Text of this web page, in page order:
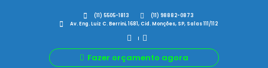
(11) 5505-1813
(11) 98882-0873
Av. Eng. Luiz C. Berrini, 1681, Cid. Monções, SP, Salas 111/112
Fazer orçamento agora